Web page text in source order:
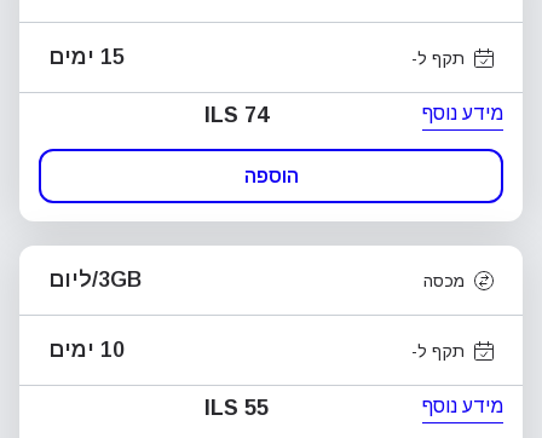
תקף ל- 15 ימים
מידע נוסף ILS 74
הוספה
מכסה 3GB/ליום
תקף ל- 10 ימים
מידע נוסף ILS 55